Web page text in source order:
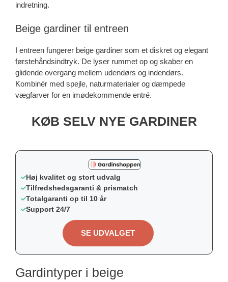
indretning.
Beige gardiner til entreen
I entreen fungerer beige gardiner som et diskret og elegant
førstehåndsindtryk. De lyser rummet op og skaber en
glidende overgang mellem udendørs og indendørs.
Kombinér med spejle, naturmaterialer og dæmpede
vægfarver for en imødekommende entré.
KØB SELV NYE GARDINER
Høj kvalitet og stort udvalg
Tilfredshedsgaranti & prismatch
Totalgaranti op til 10 år
Support 24/7
SE UDVALGET
Gardintyper i beige